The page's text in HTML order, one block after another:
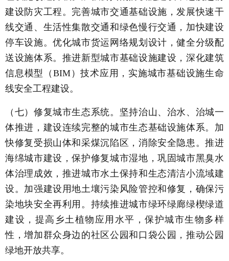
建设防灾工程。完善城市交通基础设施，发展快速干
线交通、生活性集散交通和绿色慢行交通，加快建设
停车设施。优化城市货运网络规划设计，健全分级配
送设施体系。推进新型城市基础设施建设，深化建筑
信息模型（BIM）技术应用，实施城市基础设施生命
线安全工程建设。
（七）修复城市生态系统。坚持治山、治水、治城一
体推进，建设连续完整的城市生态基础设施体系。加
快修复受损山体和采煤沉陷区，消除安全隐患。推进
海绵城市建设，保护修复城市湿地，巩固城市黑臭水
体治理成效，推进城市水土保持和生态清洁小流域建
设。加强建设用地土壤污染风险管控和修复，确保污
染地块安全再利用。持续推进城市绿环绿廊绿楔绿道
建设，提高乡土植物应用水平，保护城市生物多样
性，增加群众身边的社区公园和口袋公园，推动公园
绿地开放共享。